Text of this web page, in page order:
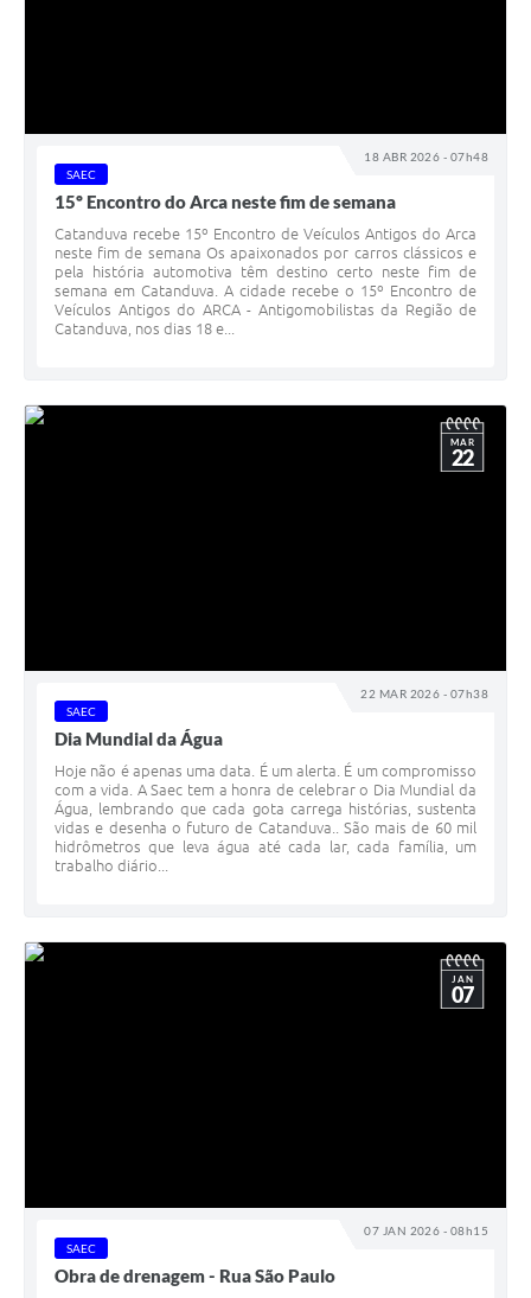
18 ABR 2026 - 07h48
SAEC
15º Encontro do Arca neste fim de semana
Catanduva recebe 15º Encontro de Veículos Antigos do Arca
neste fim de semana Os apaixonados por carros clássicos e
pela história automotiva têm destino certo neste fim de
semana em Catanduva. A cidade recebe o 15º Encontro de
Veículos Antigos do ARCA - Antigomobilistas da Região de
Catanduva, nos dias 18 e...
22 MAR 2026 - 07h38
MAR
22
SAEC
Dia Mundial da Água
Hoje não é apenas uma data. É um alerta. É um compromisso
com a vida. A Saec tem a honra de celebrar o Dia Mundial da
Água, lembrando que cada gota carrega histórias, sustenta
vidas e desenha o futuro de Catanduva.. São mais de 60 mil
hidrômetros que leva água até cada lar, cada família, um
trabalho diário...
07 JAN 2026 - 08h15
JAN
07
SAEC
Obra de drenagem - Rua São Paulo